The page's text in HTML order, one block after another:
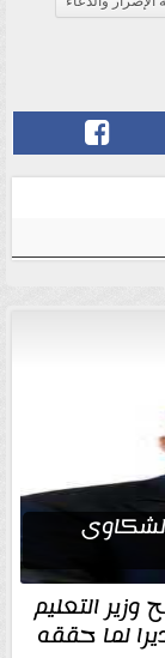
التعليم
لما حققه